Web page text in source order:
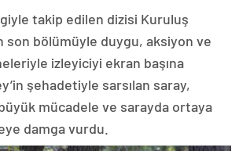
takip edilen dizisi Kuruluş
son bölümüyle duygu, aksiyon ve
izleyiciyi ekran başına
şehadetiyle sarsılan saray,
mücadele ve sarayda ortaya
damga vurdu.